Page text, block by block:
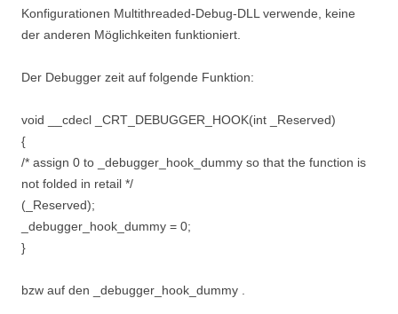
Konfigurationen Multithreaded-Debug-DLL verwende, keine
der anderen Möglichkeiten funktioniert.
Der Debugger zeit auf folgende Funktion:
void __cdecl _CRT_DEBUGGER_HOOK(int _Reserved)
{
/* assign 0 to _debugger_hook_dummy so that the function is
not folded in retail */
(_Reserved);
_debugger_hook_dummy = 0;
}
bzw auf den _debugger_hook_dummy .